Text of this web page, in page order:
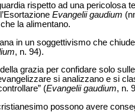
rispetto ad una pericolosa
Evangelii gaudium
la alimentano.
in un soggettivismo che
, n. 94).
grazia per confidare solo
si analizzano e si
(Evangelii gaudium, n.
possono avere